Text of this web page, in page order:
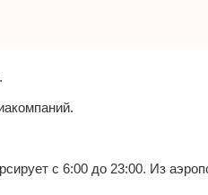
с 6:00 до 23:00. Из